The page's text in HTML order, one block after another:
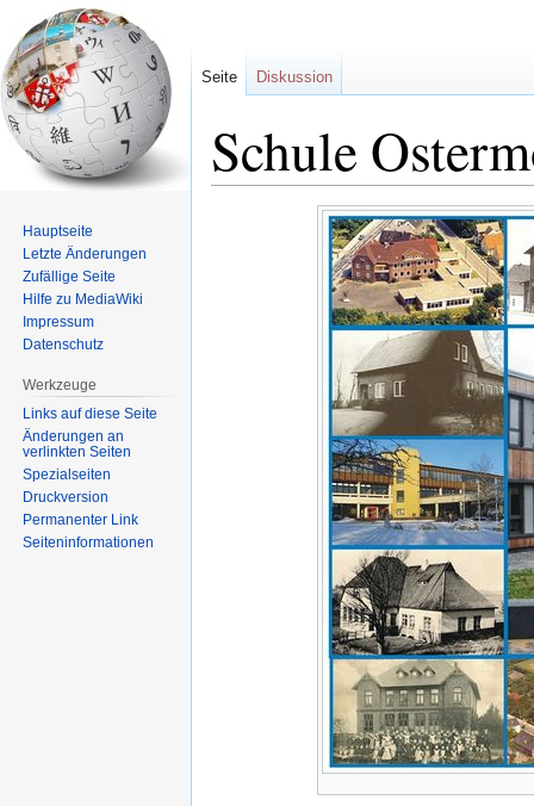
Schule
Seite Diskussion
Hauptseite
Letzte Änderungen
Zufällige Seite
Hilfe zu MediaWiki
Impressum
Datenschutz
Werkzeuge
Links auf diese Seite
Änderungen an
verlinkten Seiten
Spezialseiten
Druckversion
Permanenter Link
Seiten­informationen